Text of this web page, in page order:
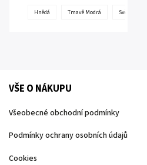
Hnědá Tmavě Modrá Světle modrá
VŠE O NÁKUPU
Všeobecné obchodní podmínky
Podmínky ochrany osobních údajů
Cookies